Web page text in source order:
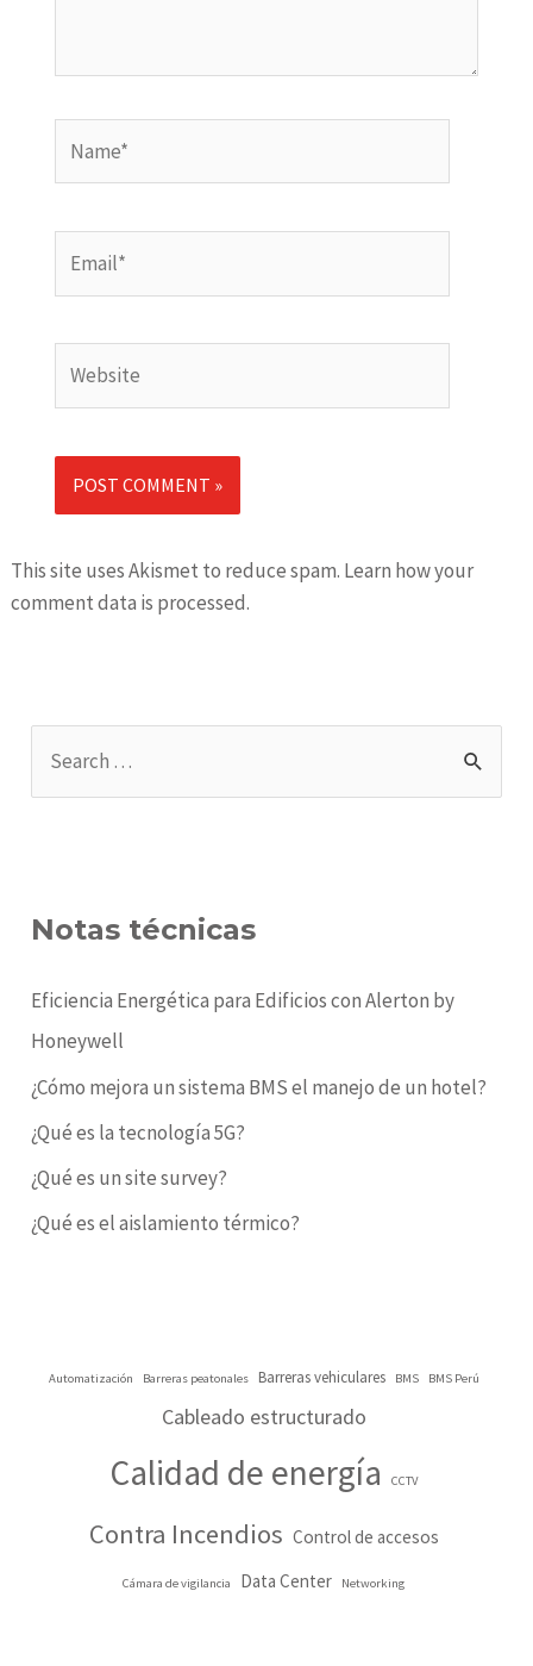
This site uses Akismet to reduce spam. Learn how your
comment data is processed.
h
f
o
Notas técnicas
Eficiencia Energética para Edificios con Alerton by
Honeywell
¿Cómo mejora un sistema BMS el manejo de un hotel?
¿Qué es la tecnología 5G?
¿Qué es un site survey?
¿Qué es el aislamiento térmico?
Automatización Barreras peatonales Barreras vehiculares BMS BMS Perú
Cableado estructurado
Calidad de energía CCTV
Contra Incendios Control de accesos
Cámara de vigilancia Data Center Networking